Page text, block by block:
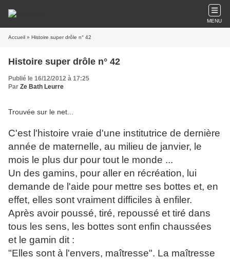
MENU
Accueil » Histoire super drôle n° 42
Histoire super drôle n° 42
Publié le 16/12/2012 à 17:25
Par Ze Bath Leurre
Trouvée sur le net...
C'est l'histoire vraie d'une institutrice de dernière
année de maternelle, au milieu de janvier, le
mois le plus dur pour tout le monde ...
Un des gamins, pour aller en récréation, lui
demande de l'aide pour mettre ses bottes et, en
effet, elles sont vraiment difficiles à enfiler.
Après avoir poussé, tiré, repoussé et tiré dans
tous les sens, les bottes sont enfin chaussées
et le gamin dit :
"Elles sont à l'envers, maîtresse". La maîtresse